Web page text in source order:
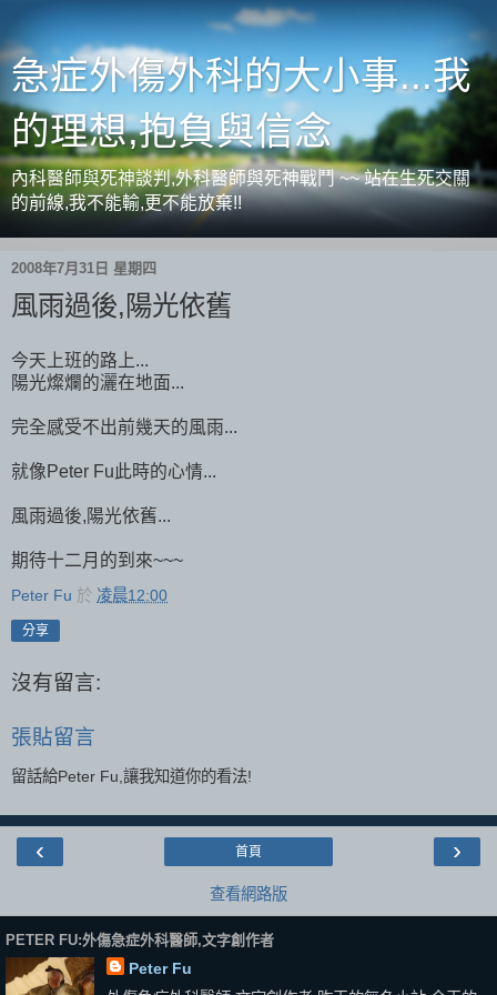
急症外傷外科的大小事...我
的理想,抱負與信念
內科醫師與死神談判,外科醫師與死神戰鬥 ~~ 站在生死交關
的前線,我不能輸,更不能放棄!!
2008年7月31日 星期四
風雨過後,陽光依舊
今天上班的路上...
陽光燦爛的灑在地面...
完全感受不出前幾天的風雨...
就像Peter Fu此時的心情...
風雨過後,陽光依舊...
期待十二月的到來~~~
Peter Fu 於 凌晨12:00
分享
沒有留言:
張貼留言
留話給Peter Fu,讓我知道你的看法!
‹ ›
首頁
查看網路版
PETER FU:外傷急症外科醫師,文字創作者
Peter Fu